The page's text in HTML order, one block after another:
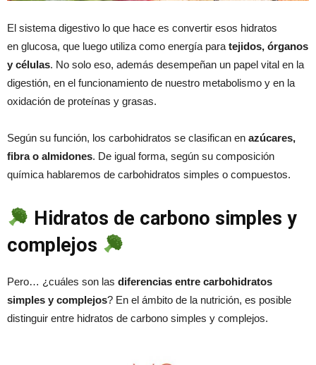
El sistema digestivo lo que hace es convertir esos hidratos
en glucosa, que luego utiliza como energía para tejidos, órganos
y células. No solo eso, además desempeñan un papel vital en la
digestión, en el funcionamiento de nuestro metabolismo y en la
oxidación de proteínas y grasas.
Según su función, los carbohidratos se clasifican en azúcares,
fibra o almidones. De igual forma, según su composición
química hablaremos de carbohidratos simples o compuestos.
Hidratos de carbono simples y
complejos
Pero… ¿cuáles son las diferencias entre carbohidratos
simples y complejos? En el ámbito de la nutrición, es posible
distinguir entre hidratos de carbono simples y complejos.